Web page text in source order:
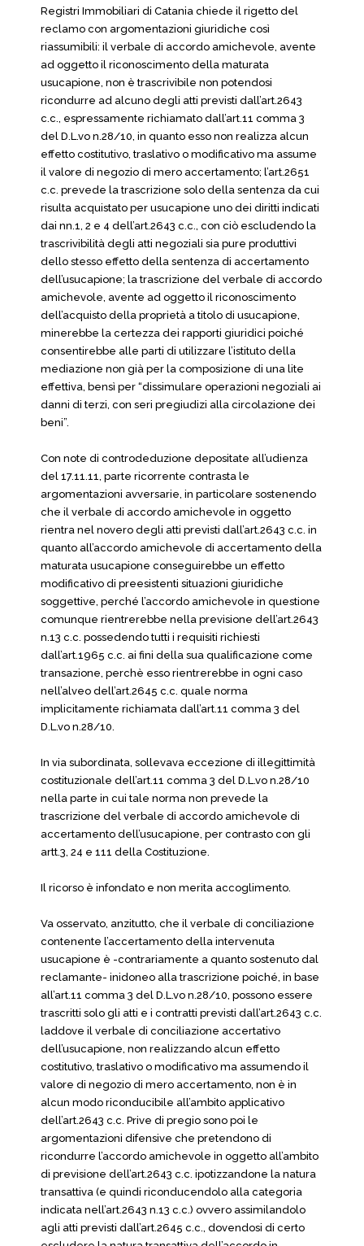
Registri Immobiliari di Catania chiede il rigetto del
reclamo con argomentazioni giuridiche così
riassumibili: il verbale di accordo amichevole, avente
ad oggetto il riconoscimento della maturata
usucapione, non è trascrivibile non potendosi
ricondurre ad alcuno degli atti previsti dall’art.2643
c.c., espressamente richiamato dall’art.11 comma 3
del D.L.vo n.28/10, in quanto esso non realizza alcun
effetto costitutivo, traslativo o modificativo ma assume
il valore di negozio di mero accertamento; l’art.2651
c.c. prevede la trascrizione solo della sentenza da cui
risulta acquistato per usucapione uno dei diritti indicati
dai nn.1, 2 e 4 dell’art.2643 c.c., con ciò escludendo la
trascrivibilità degli atti negoziali sia pure produttivi
dello stesso effetto della sentenza di accertamento
dell’usucapione; la trascrizione del verbale di accordo
amichevole, avente ad oggetto il riconoscimento
dell’acquisto della proprietà a titolo di usucapione,
minerebbe la certezza dei rapporti giuridici poiché
consentirebbe alle parti di utilizzare l’istituto della
mediazione non già per la composizione di una lite
effettiva, bensì per “dissimulare operazioni negoziali ai
danni di terzi, con seri pregiudizi alla circolazione dei
beni”.
Con note di controdeduzione depositate all’udienza
del 17.11.11, parte ricorrente contrasta le
argomentazioni avversarie, in particolare sostenendo
che il verbale di accordo amichevole in oggetto
rientra nel novero degli atti previsti dall’art.2643 c.c. in
quanto all’accordo amichevole di accertamento della
maturata usucapione conseguirebbe un effetto
modificativo di preesistenti situazioni giuridiche
soggettive, perché l’accordo amichevole in questione
comunque rientrerebbe nella previsione dell’art.2643
n.13 c.c. possedendo tutti i requisiti richiesti
dall’art.1965 c.c. ai fini della sua qualificazione come
transazione, perchè esso rientrerebbe in ogni caso
nell’alveo dell’art.2645 c.c. quale norma
implicitamente richiamata dall’art.11 comma 3 del
D.L.vo n.28/10.
In via subordinata, sollevava eccezione di illegittimità
costituzionale dell’art.11 comma 3 del D.L.vo n.28/10
nella parte in cui tale norma non prevede la
trascrizione del verbale di accordo amichevole di
accertamento dell’usucapione, per contrasto con gli
artt.3, 24 e 111 della Costituzione.
Il ricorso è infondato e non merita accoglimento.
Va osservato, anzitutto, che il verbale di conciliazione
contenente l’accertamento della intervenuta
usucapione è -contrariamente a quanto sostenuto dal
reclamante- inidoneo alla trascrizione poiché, in base
all’art.11 comma 3 del D.L.vo n.28/10, possono essere
trascritti solo gli atti e i contratti previsti dall’art.2643 c.c.
laddove il verbale di conciliazione accertativo
dell’usucapione, non realizzando alcun effetto
costitutivo, traslativo o modificativo ma assumendo il
valore di negozio di mero accertamento, non è in
alcun modo riconducibile all’ambito applicativo
dell’art.2643 c.c. Prive di pregio sono poi le
argomentazioni difensive che pretendono di
ricondurre l’accordo amichevole in oggetto all’ambito
di previsione dell’art.2643 c.c. ipotizzandone la natura
transattiva (e quindi riconducendolo alla categoria
indicata nell’art.2643 n.13 c.c.) ovvero assimilandolo
agli atti previsti dall’art.2645 c.c., dovendosi di certo